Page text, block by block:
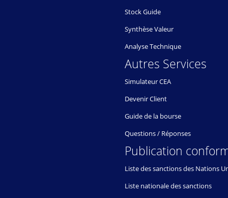
Stock Guide
Synthèse Valeur
Analyse Technique
Autres Services
Simulateur CEA
Devenir Client
Guide de la bourse
Questions / Réponses
Publication
Liste des sanctions des Nations
Liste nationale des sanctions